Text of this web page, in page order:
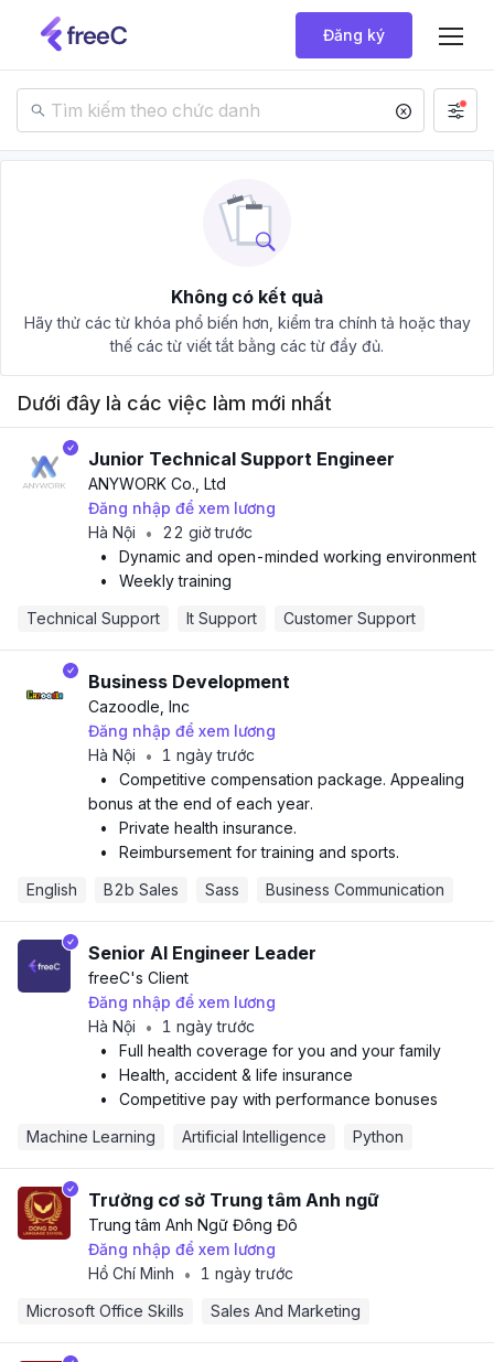
Đăng ký
Không có kết quả
Hãy thử các từ khóa phổ biến hơn, kiểm tra chính tả hoặc thay
thế các từ viết tắt bằng các từ đầy đủ.
Dưới đây là các việc làm mới nhất
Junior Technical Support Engineer
ANYWORK Co., Ltd
Đăng nhập để xem lương
Hà Nội
•
22 giờ trước
•
Dynamic and open-minded working environment
•
Weekly training
Technical Support
It Support Customer Support
Business Development
Cazoodle, Inc
Đăng nhập để xem lương
Hà Nội
•
1 ngày trước
•
Competitive compensation package. Appealing
bonus at the end of each year.
•
Private health insurance.
•
Reimbursement for training and sports.
English
B2b Sales Sass Business Communication
Senior AI Engineer Leader
freeC's Client
Đăng nhập để xem lương
Hà Nội
•
1 ngày trước
•
Full health coverage for you and your family
•
Health, accident & life insurance
•
Competitive pay with performance bonuses
Machine Learning
Artificial Intelligence Python
Trưởng cơ sở Trung tâm Anh ngữ
Trung tâm Anh Ngữ Đông Đô
Đăng nhập để xem lương
Hồ Chí Minh
•
1 ngày trước
Microsoft Office Skills
Sales And Marketing